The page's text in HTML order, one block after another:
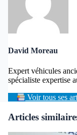
David Moreau
Expert véhicules
spécialiste expertise
Voir tous ses
Articles